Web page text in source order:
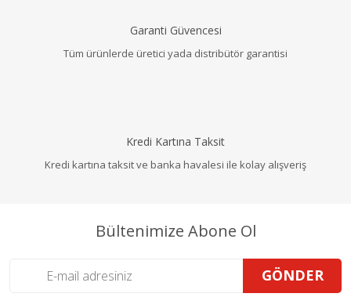
Garanti Güvencesi
Tüm ürünlerde üretici yada distribütör garantisi
Kredi Kartına Taksit
Kredi kartına taksit ve banka havalesi ile kolay alışveriş
Bültenimize Abone Ol
GÖNDER